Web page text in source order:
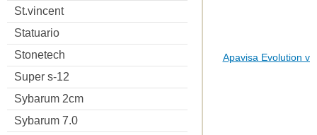
St.vincent
Statuario
Stonetech
Super s-12
Sybarum 2cm
Sybarum 7.0